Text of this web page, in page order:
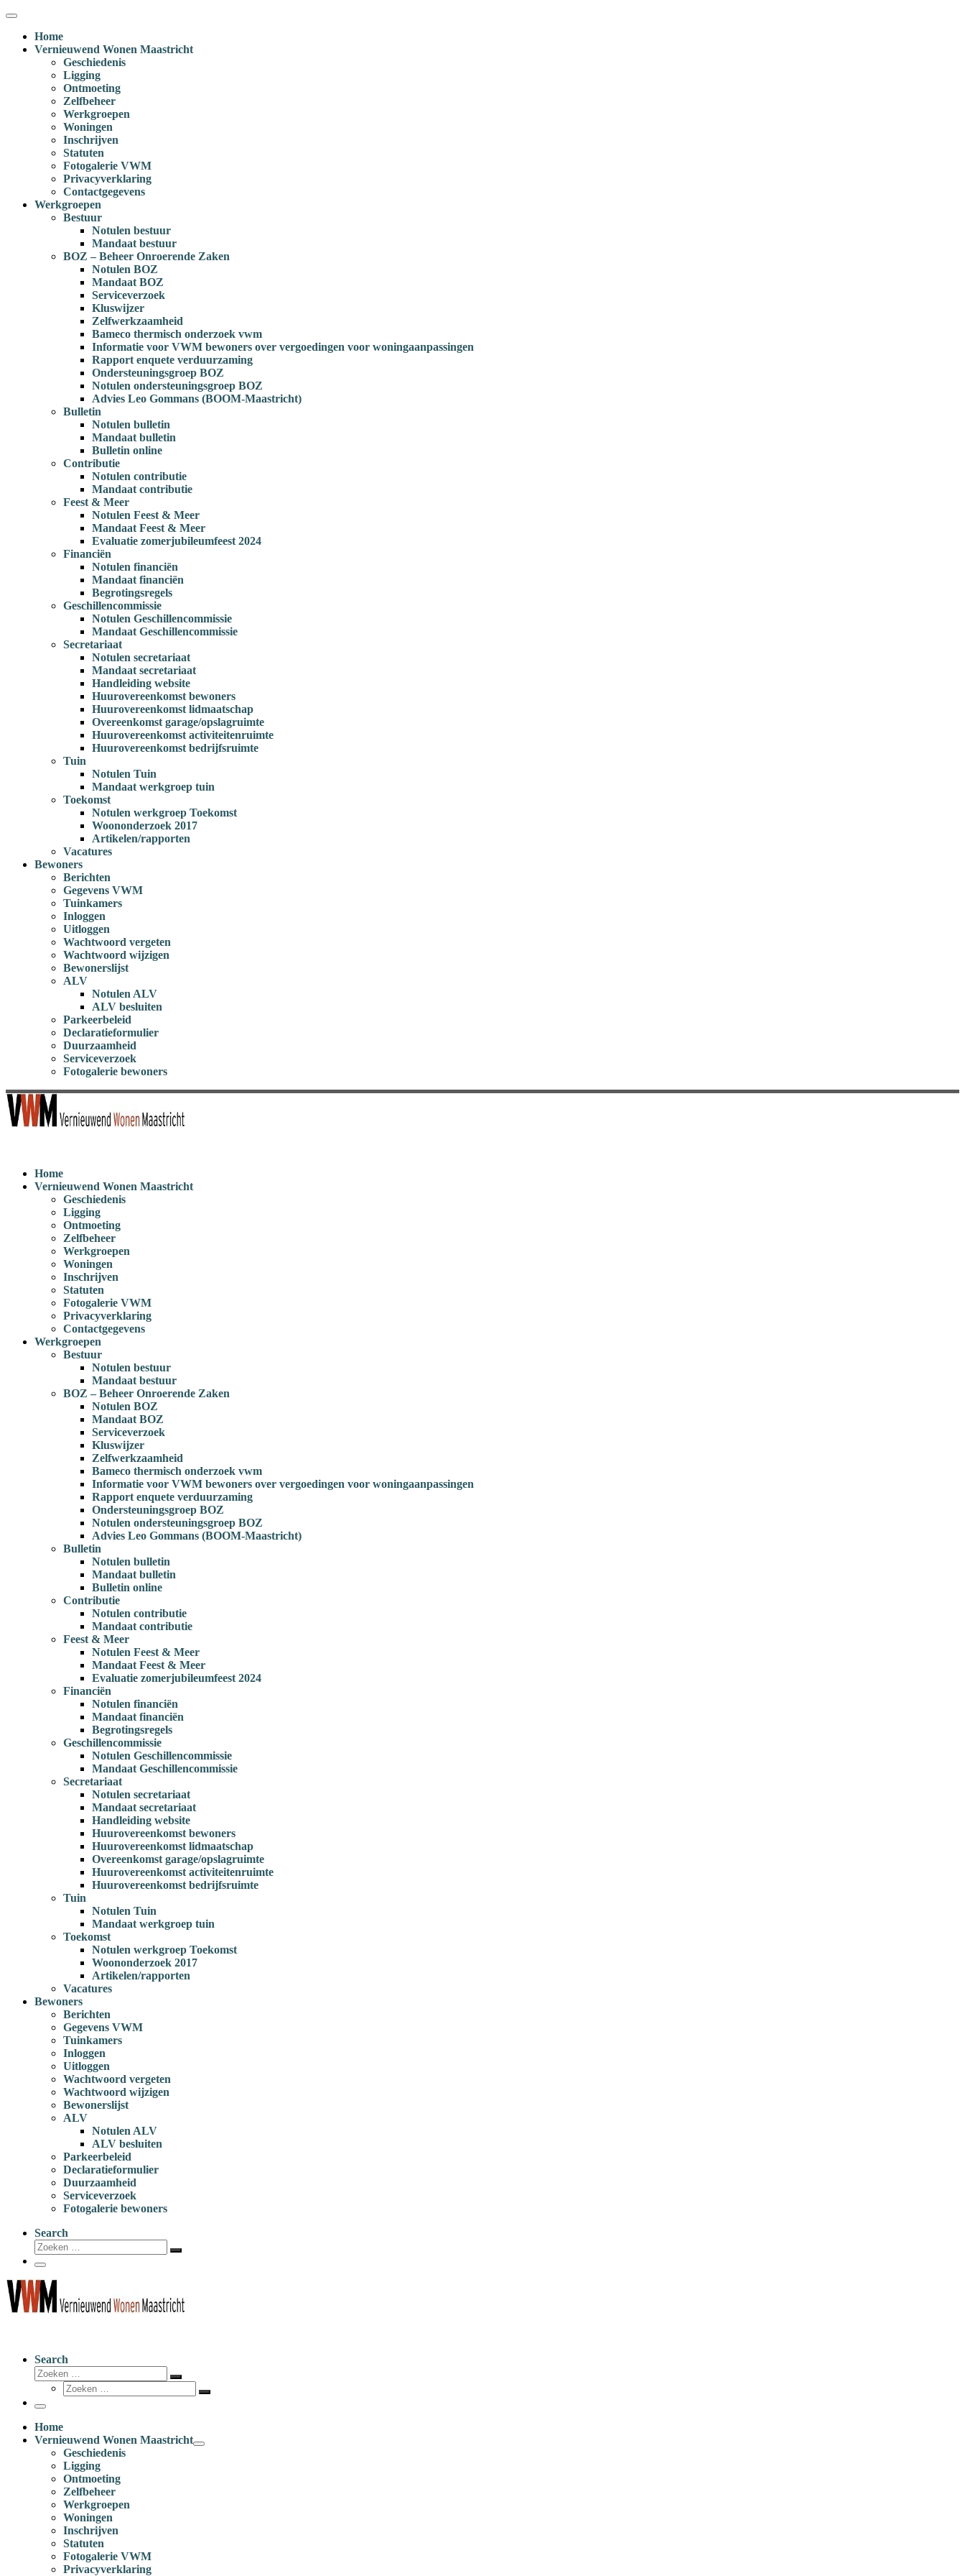
Ga
inhoud
Menu
Home
Vernieuwend Wonen Maastricht
Geschiedenis
Ligging
Ontmoeting
Zelfbeheer
Werkgroepen
Woningen
Inschrijven
Statuten
Fotogalerie VWM
Privacyverklaring
Contactgegevens
Werkgroepen
Bestuur
Notulen bestuur
Mandaat bestuur
BOZ – Beheer Onroerende Zaken
Notulen BOZ
Mandaat BOZ
Serviceverzoek
Kluswijzer
Zelfwerkzaamheid
Bameco thermisch onderzoek vwm
Informatie voor VWM bewoners over vergoedingen voor woningaanpassingen
Rapport enquete verduurzaming
Ondersteuningsgroep BOZ
Notulen ondersteuningsgroep BOZ
Advies Leo Gommans (BOOM-Maastricht)
Bulletin
Notulen bulletin
Mandaat bulletin
Bulletin online
Contributie
Notulen contributie
Mandaat contributie
Feest & Meer
Notulen Feest & Meer
Mandaat Feest & Meer
Evaluatie zomerjubileumfeest 2024
Financiën
Notulen financiën
Mandaat financiën
Begrotingsregels
Geschillencommissie
Notulen Geschillencommissie
Mandaat Geschillencommissie
Secretariaat
Notulen secretariaat
Mandaat secretariaat
Handleiding website
Huurovereenkomst bewoners
Huurovereenkomst lidmaatschap
Overeenkomst garage/opslagruimte
Huurovereenkomst activiteitenruimte
Huurovereenkomst bedrijfsruimte
Tuin
Notulen Tuin
Mandaat werkgroep tuin
Toekomst
Notulen werkgroep Toekomst
Woononderzoek 2017
Artikelen/rapporten
Vacatures
Bewoners
Berichten
Gegevens VWM
Tuinkamers
Inloggen
Uitloggen
Wachtwoord vergeten
Wachtwoord wijzigen
Bewonerslijst
ALV
Notulen ALV
ALV besluiten
Parkeerbeleid
Declaratieformulier
Duurzaamheid
Serviceverzoek
Fotogalerie bewoners
Home
Vernieuwend Wonen Maastricht
Geschiedenis
Ligging
Ontmoeting
Zelfbeheer
Werkgroepen
Woningen
Inschrijven
Statuten
Fotogalerie VWM
Privacyverklaring
Contactgegevens
Werkgroepen
Bestuur
Notulen bestuur
Mandaat bestuur
BOZ – Beheer Onroerende Zaken
Notulen BOZ
Mandaat BOZ
Serviceverzoek
Kluswijzer
Zelfwerkzaamheid
Bameco thermisch onderzoek vwm
Informatie voor VWM bewoners over vergoedingen voor woningaanpassingen
Rapport enquete verduurzaming
Ondersteuningsgroep BOZ
Notulen ondersteuningsgroep BOZ
Advies Leo Gommans (BOOM-Maastricht)
Bulletin
Notulen bulletin
Mandaat bulletin
Bulletin online
Contributie
Notulen contributie
Mandaat contributie
Feest & Meer
Notulen Feest & Meer
Mandaat Feest & Meer
Evaluatie zomerjubileumfeest 2024
Financiën
Notulen financiën
Mandaat financiën
Begrotingsregels
Geschillencommissie
Notulen Geschillencommissie
Mandaat Geschillencommissie
Secretariaat
Notulen secretariaat
Mandaat secretariaat
Handleiding website
Huurovereenkomst bewoners
Huurovereenkomst lidmaatschap
Overeenkomst garage/opslagruimte
Huurovereenkomst activiteitenruimte
Huurovereenkomst bedrijfsruimte
Tuin
Notulen Tuin
Mandaat werkgroep tuin
Toekomst
Notulen werkgroep Toekomst
Woononderzoek 2017
Artikelen/rapporten
Vacatures
Bewoners
Berichten
Gegevens VWM
Tuinkamers
Inloggen
Uitloggen
Wachtwoord vergeten
Wachtwoord wijzigen
Bewonerslijst
ALV
Notulen ALV
ALV besluiten
Parkeerbeleid
Declaratieformulier
Duurzaamheid
Serviceverzoek
Fotogalerie bewoners
Search
Zoeken
Zoeken
Menu
Search
Zoeken
Zoeken
Zoeken
Zoeken
Menu
Home
Vernieuwend Wonen Maastricht
Geschiedenis
Ligging
Ontmoeting
Zelfbeheer
Werkgroepen
Woningen
Inschrijven
Statuten
Fotogalerie VWM
Privacyverklaring